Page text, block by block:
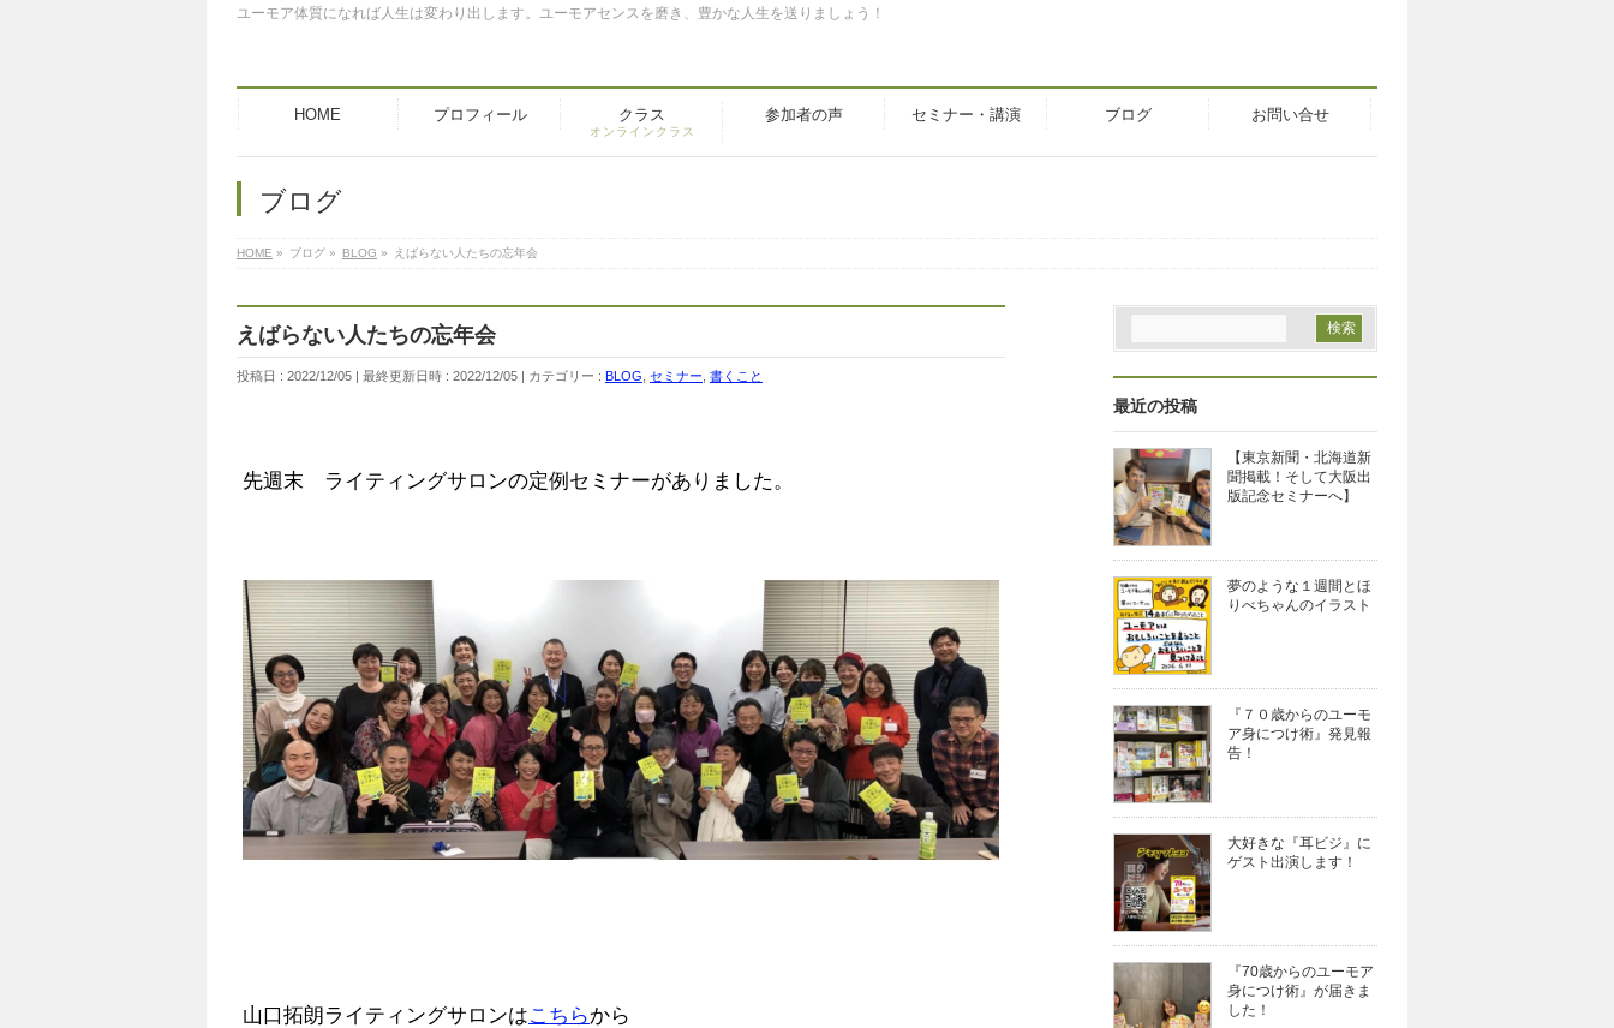
ユーモア体質になれば人生は変わり出します。ユーモアセンスを磨き、豊かな人生を送りましょう！
HOME プロフィール クラス
オンラインクラス
参加者の声 セミナー・講演 ブログ お問い合せ
ブログ
HOME » ブログ » BLOG » えばらない人たちの忘年会
えばらない人たちの忘年会
投稿日 : 2022/12/05 最終更新日時 : 2022/12/05 カテゴリー : BLOG セミナー 書くこと
先週末 ライティングサロンの定例セミナーがありました。
山口拓朗ライティングサロンはこちらから
最近の投稿
【東京新聞・北海道新
聞掲載！そして大阪出
版記念セミナーへ】
夢のような１週間とほ
りべちゃんのイラスト
『７０歳からのユーモ
ア身につけ術』発見報
告！
大好きな『耳ビジ』に
ゲスト出演します！
『70歳からのユーモア
身につけ術』が届きま
した！